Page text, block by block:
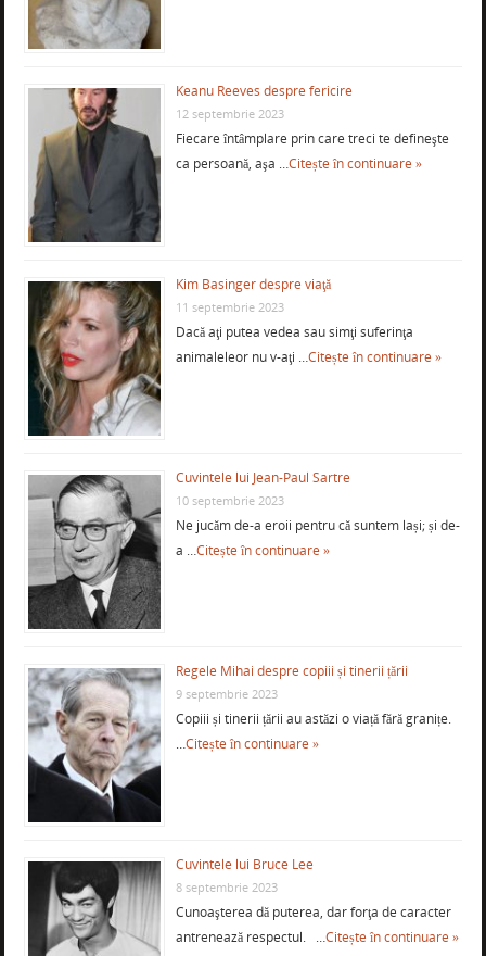
Keanu Reeves despre fericire
12 septembrie 2023
Fiecare întâmplare prin care treci te defineşte
ca persoană, aşa …Citește în continuare »
Kim Basinger despre viaţă
11 septembrie 2023
Dacă aţi putea vedea sau simţi suferinţa
animaleleor nu v-aţi …Citește în continuare »
Cuvintele lui Jean-Paul Sartre
10 septembrie 2023
Ne jucăm de-a eroii pentru că suntem lași; și de-
a …Citește în continuare »
Regele Mihai despre copiii și tinerii țării
9 septembrie 2023
Copiii și tinerii țării au astăzi o viață fără granițe.
…Citește în continuare »
Cuvintele lui Bruce Lee
8 septembrie 2023
Cunoaşterea dă puterea, dar forţa de caracter
antrenează respectul. …Citește în continuare »